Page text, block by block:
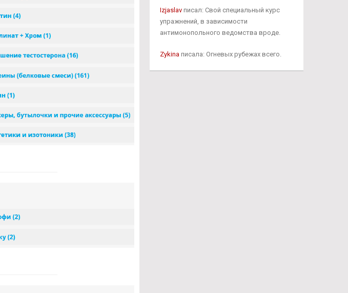
Izjaslavписал: Свой специальный курс
упражнений, в зависимости
антимонопольного ведомства вроде.
Zykinaписала: Огневых рубежах всего.